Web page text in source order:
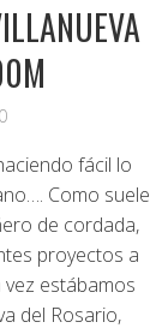
0
fácil lo
Como suele
de cordada,
proyectos a
estábamos
del Rosario,